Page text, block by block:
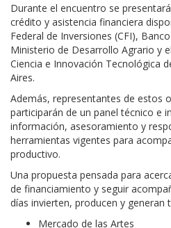
Durante el encuentro se
crédito y asistencia financiera
Federal de Inversiones (CFI),
Ministerio de Desarrollo Agrario y
Ciencia e Innovación Tecnológica
Aires.
Además, representantes de estos
participarán de un panel técnico e
información, asesoramiento y
herramientas vigentes para
productivo.
Una propuesta pensada para
de financiamiento y seguir
días invierten, producen y
Mercado de las Artes